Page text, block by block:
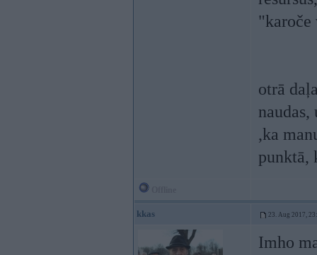
"karoče
otrā
,ka
punktā,
kkas 23. Aug 2017,
Imho